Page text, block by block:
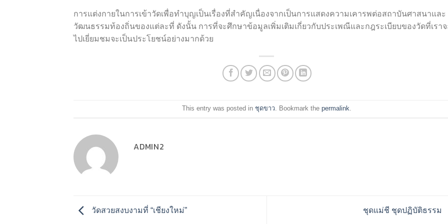
การแต่งกายในการเข้าวัดเพื่อทำบุญเป็นเรื่องที่สำคัญเนื่องจากเป็นการแสดงความเคารพต่อสถาบันศาสนาและ
วัฒนธรรมท้องถิ่นของแต่ละที่ ดังนั้น การที่จะศึกษาข้อมูลเพิ่มเติมเกี่ยวกับประเพณีและกฎระเบียบของวัดที่เรา
ไปเยี่ยมชมจะเป็นประโยชน์อย่างมากด้วย
This entry was posted in ชุดขาว. Bookmark the permalink.
ADMIN2
วัดสวยสงบงามที่ “เชียงใหม่” ชุดแม่ชี ชุดปฏิบัติธรรม